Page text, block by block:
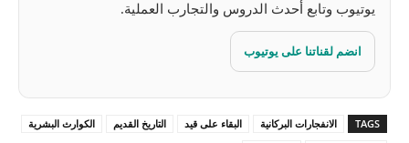
يوتيوب وتابع أحدث الدروس والتجارب العملية.
انضم لقناتنا على يوتيوب
TAGS الانفجارات البركانية البقاء على قيد التاريخ القديم
الكوارث البشرية